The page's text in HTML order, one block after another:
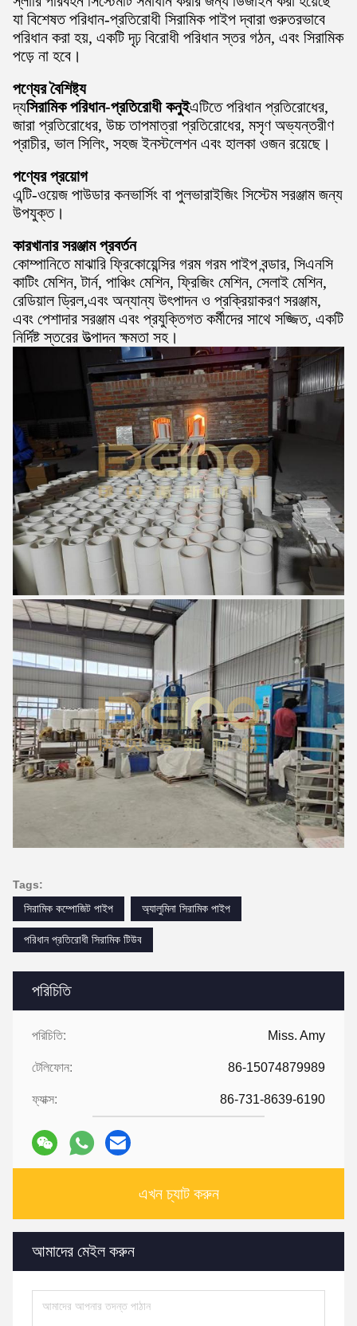
পরিচিতি
পরিচিতি: Miss. Amy
টেলিফোন: 86-15074879989
ফ্যাক্স: 86-731-8639-6190
এখন চ্যাট করুন
আমাদের মেইল ​​করুন
যা বিশেষত পরিধান-প্রতিরোধী সিরামিক পাইপ দ্বারা গুরুতরভাবে
পরিধান করা হয়, একটি দৃঢ় বিরোধী পরিধান স্তর গঠন, এবং সিরামিক
পড়ে না হবে।
পণ্যের বৈশিষ্ট্য
দ্যসিরামিক পরিধান-প্রতিরোধী কনুইএটিতে পরিধান প্রতিরোধের,
জারা প্রতিরোধের, উচ্চ তাপমাত্রা প্রতিরোধের, মসৃণ অভ্যন্তরীণ
প্রাচীর, ভাল সিলিং, সহজ ইনস্টলেশন এবং হালকা ওজন রয়েছে।
পণ্যের প্রয়োগ
এন্টি-ওয়েজ পাউডার কনভার্সিং বা পুলভারাইজিং সিস্টেম সরঞ্জাম জন্য
উপযুক্ত।
কারখানার সরঞ্জাম প্রবর্তন
কোম্পানিতে মাঝারি ফ্রিকোয়েন্সির গরম গরম পাইপ বন্ডার, সিএনসি
কাটিং মেশিন, টার্ন, পাঞ্চিং মেশিন, ফ্রিজিং মেশিন, সেলাই মেশিন,
রেডিয়াল ড্রিল,এবং অন্যান্য উৎপাদন ও প্রক্রিয়াকরণ সরঞ্জাম,
এবং পেশাদার সরঞ্জাম এবং প্রযুক্তিগত কর্মীদের সাথে সজ্জিত, একটি
নির্দিষ্ট স্তরের উত্পাদন ক্ষমতা সহ।
Tags:
সিরামিক কম্পোজিট পাইপ
অ্যালুমিনা সিরামিক পাইপ
পরিধান প্রতিরোধী সিরামিক টিউব